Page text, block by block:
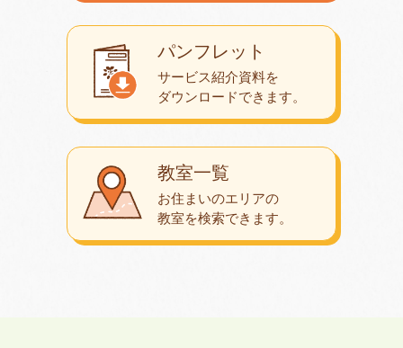
教室一覧
お住まいのエリアの
教室を検索できます。
パンフレット
サービス紹介資料を
ダウンロードできます。